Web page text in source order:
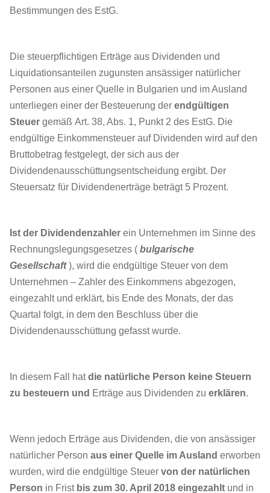
Bestimmungen des EstG.
Die steuerpflichtigen Erträge aus Dividenden und
Liquidationsanteilen zugunsten ansässiger natürlicher
Personen aus einer Quelle in Bulgarien und im Ausland
unterliegen einer der Besteuerung der endgültigen
Steuer gemäß Art. 38, Abs. 1, Punkt 2 des EstG. Die
endgültige Einkommensteuer auf Dividenden wird auf den
Bruttobetrag festgelegt, der sich aus der
Dividendenausschüttungsentscheidung ergibt. Der
Steuersatz für Dividendenerträge beträgt 5 Prozent.
Ist der Dividendenzahler ein Unternehmen im Sinne des
Rechnungslegungsgesetzes ( bulgarische
Gesellschaft), wird die endgültige Steuer von dem
Unternehmen – Zahler des Einkommens abgezogen,
eingezahlt und erklärt, bis Ende des Monats, der das
Quartal folgt, in dem den Beschluss über die
Dividendenausschüttung gefasst wurde.
In diesem Fall hatdie natürliche Person keine Steuern
zu besteuern und Erträge aus Dividenden zu erklären.
Wenn jedoch Erträge aus Dividenden, die von ansässiger
natürlicher Person aus einer Quelle im Ausland erworben
wurden, wird die endgültige Steuer von der natürlichen
Person in Frist bis zum 30. April 2018 eingezahlt und in